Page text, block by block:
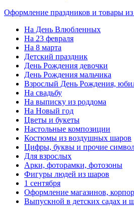
Оформление праздников и товары
На День Влюбленных
На 23 февраля
На 8 марта
Детский праздник
День Рождения девочки
День Рождения мальчика
Взрослый День Рождения,
На свадьбу
На выписку из роддома
На Новый год
Цветы и букеты
Настольные композиции
Костюмы из воздушных шаров
Цифры, буквы и прочие
Для взрослых
Арки, фоторамки, фотозоны
Фигуры людей из шаров
1 сентября
Оформление магазинов,
Выпускной в детских садах и